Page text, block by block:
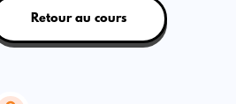
Retour au cours